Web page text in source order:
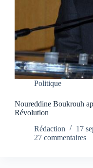
Politique
Noureddine Boukrouh
Révolution
Rédaction
17
27 commentaires